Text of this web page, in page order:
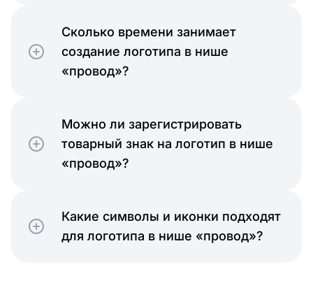
Сколько времени занимает
создание логотипа в нише
«провод»?
Можно ли зарегистрировать
товарный знак на логотип в нише
«провод»?
Какие символы и иконки подходят
для логотипа в нише «провод»?